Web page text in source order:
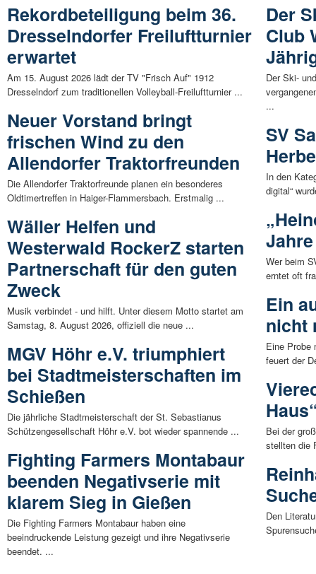
Rekordbeteiligung beim 36.
Dresselndorfer Freiluftturnier
erwartet
Am 15. August 2026 lädt der TV "Frisch Auf" 1912
Dresselndorf zum traditionellen Volleyball-Freiluftturnier ...
Neuer Vorstand bringt
frischen Wind zu den
Allendorfer Traktorfreunden
Die Allendorfer Traktorfreunde planen ein besonderes
Oldtimertreffen in Haiger-Flammersbach. Erstmalig ...
Wäller Helfen und
Westerwald RockerZ starten
Partnerschaft für den guten
Zweck
Musik verbindet - und hilft. Unter diesem Motto startet am
Samstag, 8. August 2026, offiziell die neue ...
MGV Höhr e.V. triumphiert
bei Stadtmeisterschaften im
Schießen
Die jährliche Stadtmeisterschaft der St. Sebastianus
Schützengesellschaft Höhr e.V. bot wieder spannende ...
Fighting Farmers Montabaur
beenden Negativserie mit
klarem Sieg in Gießen
Die Fighting Farmers Montabaur haben eine
beeindruckende Leistung gezeigt und ihre Negativserie
beendet. ...
Der
Club
Der Ski-
...
SV
In den
digital“
Wer beim
erntet oft
Ein
nicht
Eine Probe
feuert der
Bei der
stellten die
Den